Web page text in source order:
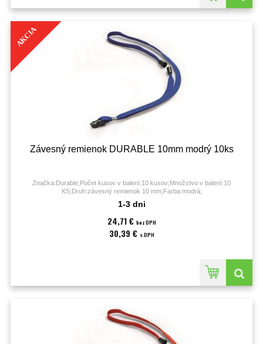
AKCIA
Závesný remienok DURABLE 10mm modrý 10ks
Značka:Durable;Počet kusov v balení:10 kusov;Množstvo v balení:10
KS;Druh:závesný remienok 10 mm;Farba:modrá;
1-3 dni
24,71 € bez DPH
30,39 € s DPH